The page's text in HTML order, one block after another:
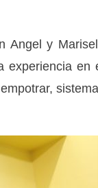
Angel y
experiencia en